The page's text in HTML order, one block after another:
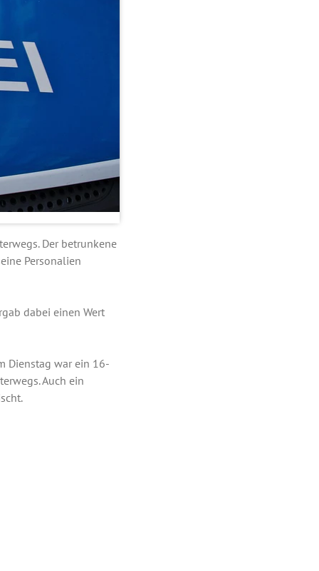
Der betrunkene
Personalien
dabei einen Wert
Dienstag war ein 16-
Auch ein